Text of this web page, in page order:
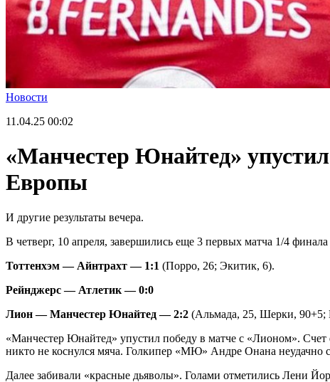
Новости
11.04.25 00:02
«Манчестер Юнайтед»
Европы
И другие результаты вечера.
В четверг, 10 апреля, завершились еще 3 первых матча 1/4
Тоттенхэм — Айнтрахт — 1:1 (Порро, 26; Экитик, 6).
Рейнджерс — Атлетик — 0:0
Лион — Манчестер Юнайтед — 2:2 (Альмада, 25, Шерки, 90+5;
«Манчестер Юнайтед» упустил победу в матче с «Лионом». Счет
никто не коснулся мяча. Голкипер «МЮ» Андре Онана неудачно
Далее забивали «красные дьяволы». Голами отметились Лени